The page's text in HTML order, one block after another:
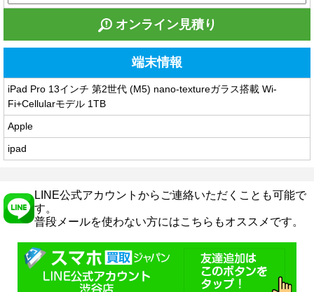
オンライン見積り
端末情報
iPad Pro 13インチ 第2世代 (M5) nano-textureガラス搭載 Wi-
Fi+Cellularモデル 1TB
Apple
ipad
LINE公式アカウントからご連絡いただくことも可能で
す。
普段メールを使わない方にはこちらもオススメです。